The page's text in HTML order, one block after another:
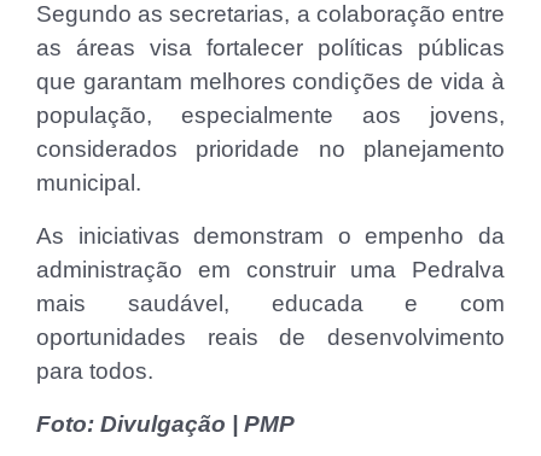
Segundo as secretarias, a colaboração entre
as áreas visa fortalecer políticas públicas
que garantam melhores condições de vida à
população, especialmente aos jovens,
considerados prioridade no planejamento
municipal.
As iniciativas demonstram o empenho da
administração em construir uma Pedralva
mais saudável, educada e com
oportunidades reais de desenvolvimento
para todos.
Foto: Divulgação | PMP